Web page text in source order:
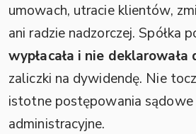
umowach, utracie klientów,
ani radzie nadzorczej. Spółka
wypłacała i nie
zaliczki na dywidendę. Nie
istotne postępowania
administracyjne.